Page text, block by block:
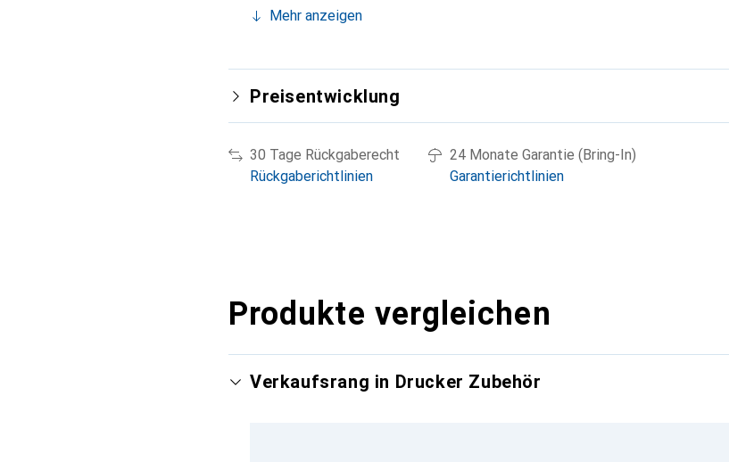
Mehr anzeigen
Preisentwicklung
30 Tage Rückgaberecht
Rückgaberichtlinien
24 Monate Garantie (Bring-In)
Garantierichtlinien
Produkte vergleichen
Verkaufsrang in Drucker Zubehör